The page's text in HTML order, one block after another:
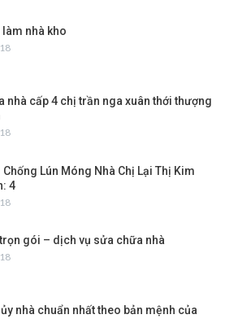
nhà kho
nhà cấp 4 chị trần nga xuân thới thượng
Lún Móng Nhà Chị Lại Thị Kim
4
gói – dịch vụ sửa chữa nhà
nhà chuẩn nhất theo bản mệnh của